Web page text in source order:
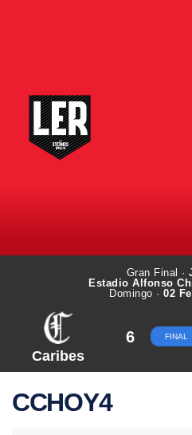
Gran Final ·
Estadio Alfonso
Domingo ·02
Caribes
6 FINAL
CCHOY4